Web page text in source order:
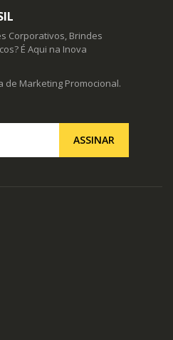
Corporativos, Brindes
É Aqui na Inova
de Marketing Promocional.
ASSINAR